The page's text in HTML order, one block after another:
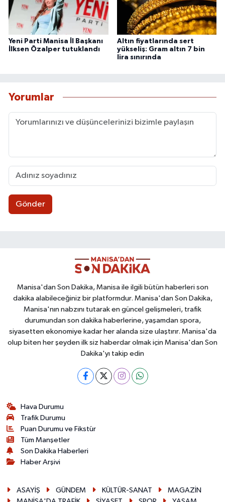
Yeni Parti Manisa İl Başkanı
İlksen Özalper tutuklandı
Altın fiyatlarında sert
yükseliş: Gram altın 7 bin
lira sınırında
Yorumlar
Gönder
Manisa'dan Son Dakika, Manisa ile ilgili bütün haberleri son
dakika alabileceğiniz bir platformdur. Manisa'dan Son Dakika,
Manisa'nın nabzını tutarak en güncel gelişmeleri, trafik
durumundan son dakika haberlerine, yaşamdan spora,
siyasetten ekonomiye kadar her alanda size ulaştırır. Manisa'da
olup biten her şeyden ilk siz haberdar olmak için Manisa'dan Son
Dakika'yı takip edin
Hava Durumu
Trafik Durumu
Puan Durumu ve Fikstür
Tüm Manşetler
Son Dakika Haberleri
Haber Arşivi
ASAYİŞ GÜNDEM KÜLTÜR-SANAT
MAGAZİN